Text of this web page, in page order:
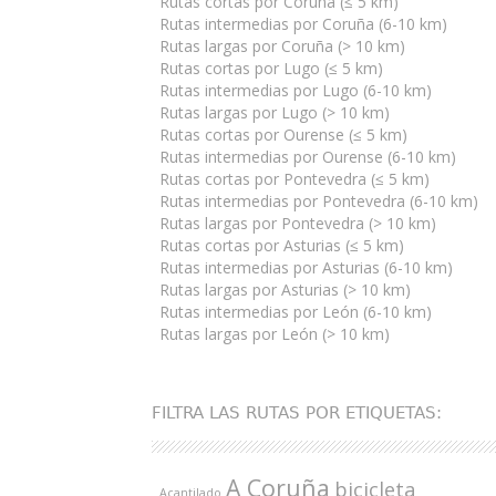
Rutas intermedias por Coruña (6-10 km)
Rutas largas por Coruña (> 10 km)
Rutas cortas por Lugo (≤ 5 km)
Rutas intermedias por Lugo (6-10 km)
Rutas largas por Lugo (> 10 km)
Rutas cortas por Ourense (≤ 5 km)
Rutas intermedias por Ourense (6-10 km)
Rutas cortas por Pontevedra (≤ 5 km)
Rutas intermedias por Pontevedra (6-10 km)
Rutas largas por Pontevedra (> 10 km)
Rutas cortas por Asturias (≤ 5 km)
Rutas intermedias por Asturias (6-10 km)
Rutas largas por Asturias (> 10 km)
Rutas intermedias por León (6-10 km)
Rutas largas por León (> 10 km)
FILTRA LAS RUTAS POR ETIQUETAS:
Acantilado A Coruña bicicleta